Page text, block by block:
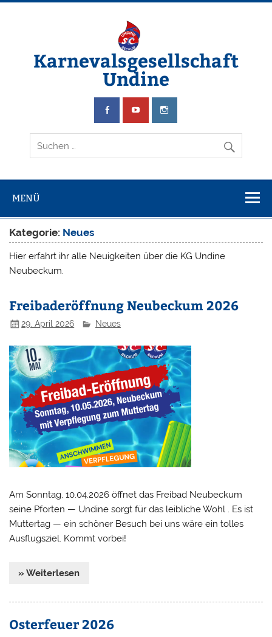
Zum
Karnevalsgesellschaft
Undine
Wir schwimmen & feiern Karneval
MENÜ
Kategorie: Neues
Hier erfahrt ihr alle Neuigkeiten über die KG Undine
Neubeckum.
Freibaderöffnung Neubeckum 2026
29. April 2026 Neues
Am Sonntag, 10.04.2026 öffnet das Freibad Neubeckum
seine Pforten — Undine sorgt für das leibliche Wohl . Es ist
Muttertag — ein schöner Besuch bei uns wäre ein tolles
Ausflugsziel. Kommt vorbei!
» Weiterlesen
Osterfeuer 2026